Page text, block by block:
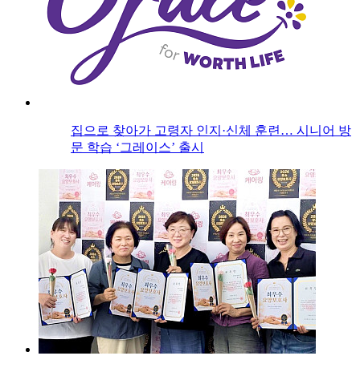
집으로 찾아가 고령자 인지·신체 훈련… 시니어 방
문 학습 ‘그레이스’ 출시